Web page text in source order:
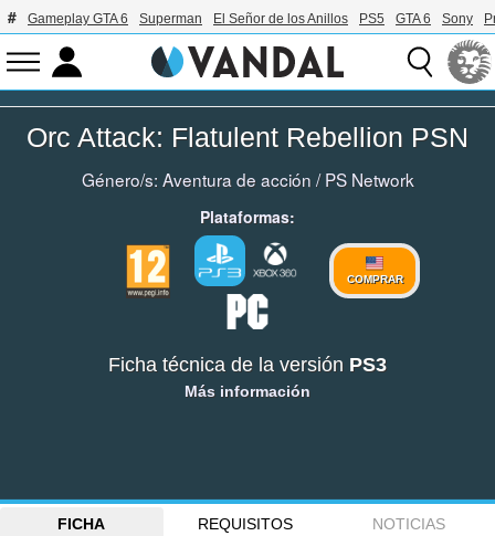
Gameplay GTA 6 Superman El Señor de los Anillos PS5 GTA 6 Sony
Orc Attack: Flatulent Rebellion PSN
Género/s: Aventura de acción /PS Network
Plataformas:
COMPRAR
Ficha técnica de la versión PS3
Más información
FICHA REQUISITOS
NOTICIAS